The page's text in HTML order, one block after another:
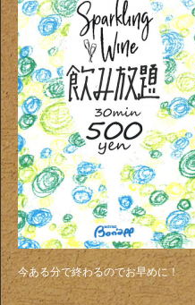
今ある分で終わるのでお早めに！